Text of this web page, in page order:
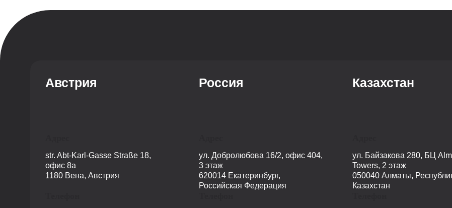
Австрия
str. Abt-Karl-Gasse Straße 18,
офис 8a
1180 Вена, Австрия
Россия
ул. Добролюбова 16/2, офис 404,
3 этаж
620014 Екатеринбург,
Российская Федерация
Казахстан
ул. Байзакова 280, БЦ
Towers, 2 этаж
050040 Алматы,
Казахстан